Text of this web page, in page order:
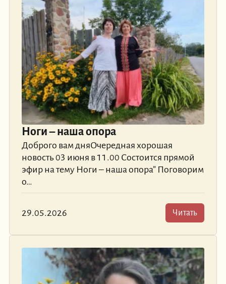
Ноги – наша опора
Доброго вам дняОчередная хорошая
новость 03 июня в 11.00 Состоится прямой
эфир на тему Ноги – наша опора” Поговорим
о…
29.05.2026 Читать